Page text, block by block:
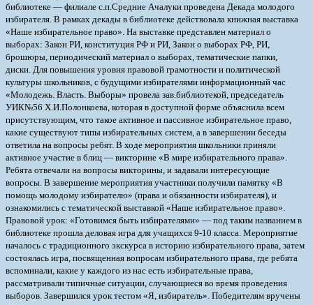
библиотеке — филиале с.п.Средние Ачалуки проведена Декада молодого
избирателя. В рамках декады в библиотеке действовала книжная выставка
«Наше избирательное право». На выставке представлен материал о
выборах: Закон РИ, конституция РФ и РИ, Закон о выборах РФ, РИ,
брошюры, периодический материал о выборах, тематические папки,
диски. Для повышения уровня правовой грамотности и политической
культуры школьников, с будущими избирателями информационный час
«Молодежь. Власть. Выборы» провела зав.библиотекой, председатель
УИК№56 Х.И.Полонкоева, которая в доступной форме объяснила всем
присутствующим, что такое активное и пассивное избирательное право,
какие существуют типы избирательных систем, а в завершении беседы
ответила на вопросы ребят. В ходе мероприятия школьники приняли
активное участие в блиц — викторине «В мире избирательного права».
Ребята отвечали на вопросы викторины, и задавали интересующие
вопросы. В завершение мероприятия участники получили памятку «В
помощь молодому избирателю» (права и обязанности избирателя), и
ознакомились с тематической выставкой «Наше избирательное право».
Правовой урок: «Готовимся быть избирателями» — под таким названием в
библиотеке прошла деловая игра для учащихся 9-10 класса. Мероприятие
началось с традиционного экскурса в историю избирательного права, затем
состоялась игра, посвященная вопросам избирательного права, где ребята
вспоминали, какие у каждого из нас есть избирательные права,
рассматривали типичные ситуации, случающиеся во время проведения
выборов. Завершился урок тестом «Я, избиратель». Победителям вручены